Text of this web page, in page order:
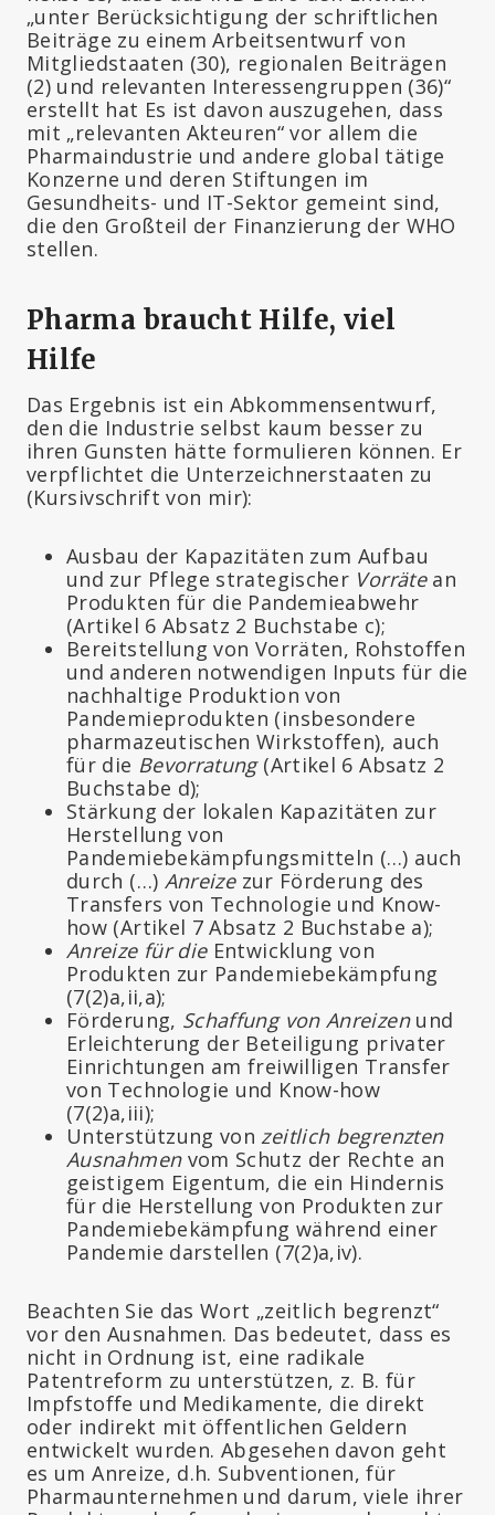
„unter Berücksichtigung der schriftlichen
Beiträge zu einem Arbeitsentwurf von
Mitgliedstaaten (30), regionalen Beiträgen
(2) und relevanten Interessengruppen (36)“
erstellt hat Es ist davon auszugehen, dass
mit „relevanten Akteuren“ vor allem die
Pharmaindustrie und andere global tätige
Konzerne und deren Stiftungen im
Gesundheits- und IT-Sektor gemeint sind,
die den Großteil der Finanzierung der WHO
stellen.
Pharma braucht Hilfe, viel
Hilfe
Das Ergebnis ist ein Abkommensentwurf,
den die Industrie selbst kaum besser zu
ihren Gunsten hätte formulieren können. Er
verpflichtet die Unterzeichnerstaaten zu
(Kursivschrift von mir):
Ausbau der Kapazitäten zum Aufbau
und zur Pflege strategischer Vorrätean
Produkten für die Pandemieabwehr
(Artikel 6 Absatz 2 Buchstabe c);
Bereitstellung von Vorräten, Rohstoffen
und anderen notwendigen Inputs für die
nachhaltige Produktion von
Pandemieprodukten (insbesondere
pharmazeutischen Wirkstoffen), auch
für die Bevorratung(Artikel 6 Absatz 2
Buchstabe d);
Stärkung der lokalen Kapazitäten zur
Herstellung von
Pandemiebekämpfungsmitteln (…) auch
durch (…) Anreizezur Förderung des
Transfers von Technologie und Know-
how (Artikel 7 Absatz 2 Buchstabe a);
Anreize für dieEntwicklung von
Produkten zur Pandemiebekämpfung
(7(2)a,ii,a);
Förderung, Schaffung von Anreizenund
Erleichterung der Beteiligung privater
Einrichtungen am freiwilligen Transfer
von Technologie und Know-how
(7(2)a,iii);
Unterstützung von zeitlich begrenzten
Ausnahmenvom Schutz der Rechte an
geistigem Eigentum, die ein Hindernis
für die Herstellung von Produkten zur
Pandemiebekämpfung während einer
Pandemie darstellen (7(2)a,iv).
Beachten Sie das Wort „zeitlich begrenzt“
vor den Ausnahmen. Das bedeutet, dass es
nicht in Ordnung ist, eine radikale
Patentreform zu unterstützen, z. B. für
Impfstoffe und Medikamente, die direkt
oder indirekt mit öffentlichen Geldern
entwickelt wurden. Abgesehen davon geht
es um Anreize, d.h. Subventionen, für
Pharmaunternehmen und darum, viele ihrer